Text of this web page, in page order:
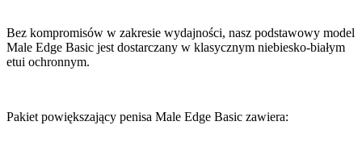
Bez kompromisów w zakresie wydajności, nasz podstawowy model
Male Edge Basic jest dostarczany w klasycznym niebiesko-białym
etui ochronnym.
Pakiet powiększający penisa Male Edge Basic zawiera: